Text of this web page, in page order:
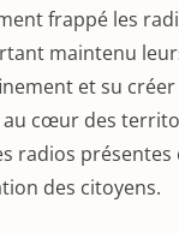
frappé les
maintenu
et su
au cœur des
radios
des citoyens.